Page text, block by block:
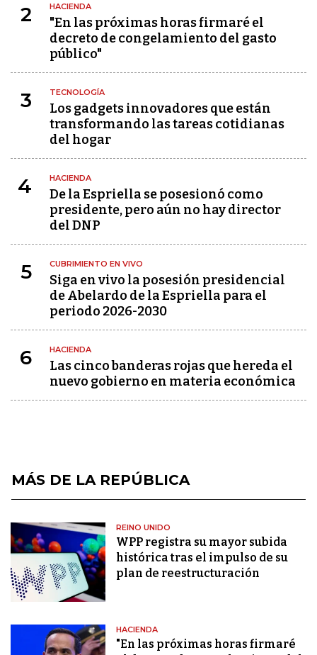
2 HACIENDA
"En las próximas horas firmaré el
decreto de congelamiento del gasto
público"
3 TECNOLOGÍA
Los gadgets innovadores que están
transformando las tareas cotidianas
del hogar
4 HACIENDA
De la Espriella se posesionó como
presidente, pero aún no hay director
del DNP
5 CUBRIMIENTO EN VIVO
Siga en vivo la posesión presidencial
de Abelardo de la Espriella para el
periodo 2026-2030
6 HACIENDA
Las cinco banderas rojas que hereda el
nuevo gobierno en materia económica
MÁS DE LA REPÚBLICA
REINO UNIDO
WPP registra su mayor subida
histórica tras el impulso de su
plan de reestructuración
HACIENDA
"En las próximas horas firmaré